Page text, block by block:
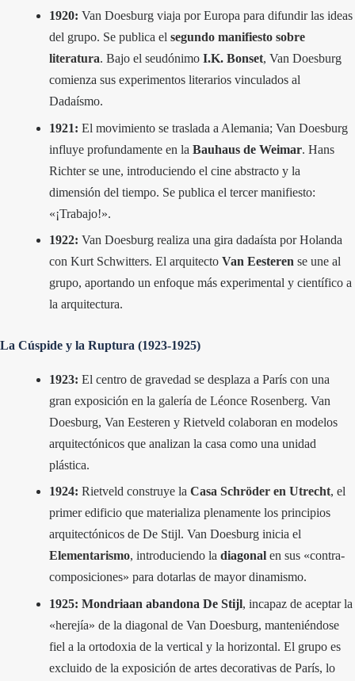
1920: Van Doesburg viaja por Europa para difundir las ideas
del grupo. Se publica elsegundo manifiesto sobre
literatura. Bajo el seudónimoI.K. Bonset, Van Doesburg
comienza sus experimentos literarios vinculados al
Dadaísmo.
1921: El movimiento se traslada a Alemania; Van Doesburg
influye profundamente en laBauhaus de Weimar. Hans
Richter se une, introduciendo el cine abstracto y la
dimensión del tiempo. Se publica el tercer manifiesto:
«¡Trabajo!».
1922: Van Doesburg realiza una gira dadaísta por Holanda
con Kurt Schwitters. El arquitectoVan Eesteren se une al
grupo, aportando un enfoque más experimental y científico a
la arquitectura.
La Cúspide y la Ruptura (1923-1925)
1923: El centro de gravedad se desplaza a París con una
gran exposición en la galería de Léonce Rosenberg. Van
Doesburg, Van Eesteren y Rietveld colaboran en modelos
arquitectónicos que analizan la casa como una unidad
plástica.
1924: Rietveld construye laCasa Schröder en Utrecht, el
primer edificio que materializa plenamente los principios
arquitectónicos de De Stijl. Van Doesburg inicia el
Elementarismo, introduciendo ladiagonal en sus «contra-
composiciones» para dotarlas de mayor dinamismo.
1925: Mondriaan abandona De Stijl, incapaz de aceptar la
«herejía» de la diagonal de Van Doesburg, manteniéndose
fiel a la ortodoxia de la vertical y la horizontal. El grupo es
excluido de la exposición de artes decorativas de París, lo